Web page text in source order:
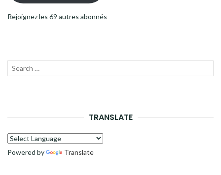
Rejoignez les 69 autres abonnés
Recherche
TRANSLATE
Powered by Translate